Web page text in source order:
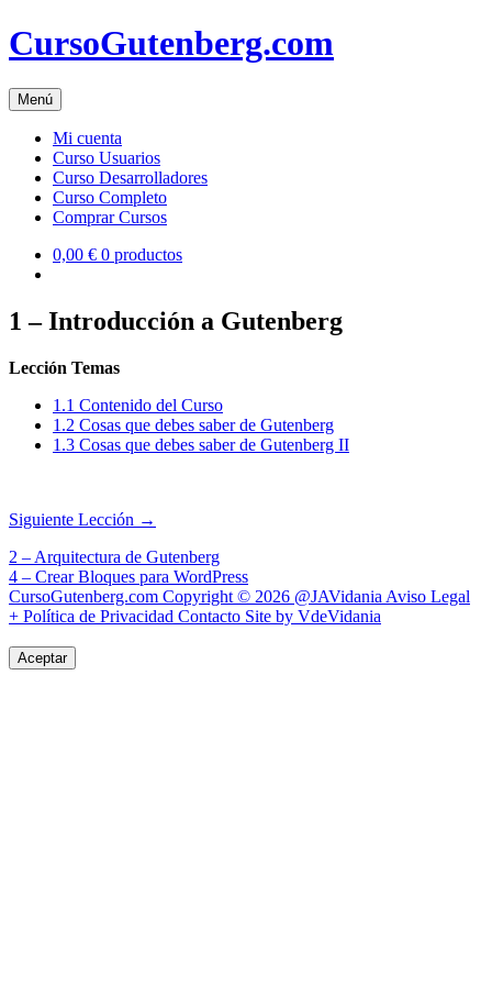
Skip
to
CursoGutenberg.com
Menú
Mi cuenta
Curso Usuarios
Curso Desarrolladores
Curso Completo
Comprar Cursos
0,00 € 0 productos
1 – Introducción a Gutenberg
Lección Temas
1.1 Contenido del Curso
1.2 Cosas que debes saber de Gutenberg
1.3 Cosas que debes saber de Gutenberg II
Siguiente Lección →
Navegación
de
entradas
2 – Arquitectura de Gutenberg
4 – Crear Bloques para WordPress
CursoGutenberg.com Copyright © 2026 @JAVidania Aviso Legal
+ Política de Privacidad Contacto Site by VdeVidania
Aceptar